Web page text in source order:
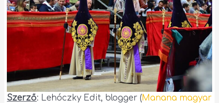
Szerző: Lehóczky Edit, blogger (Manana magyar